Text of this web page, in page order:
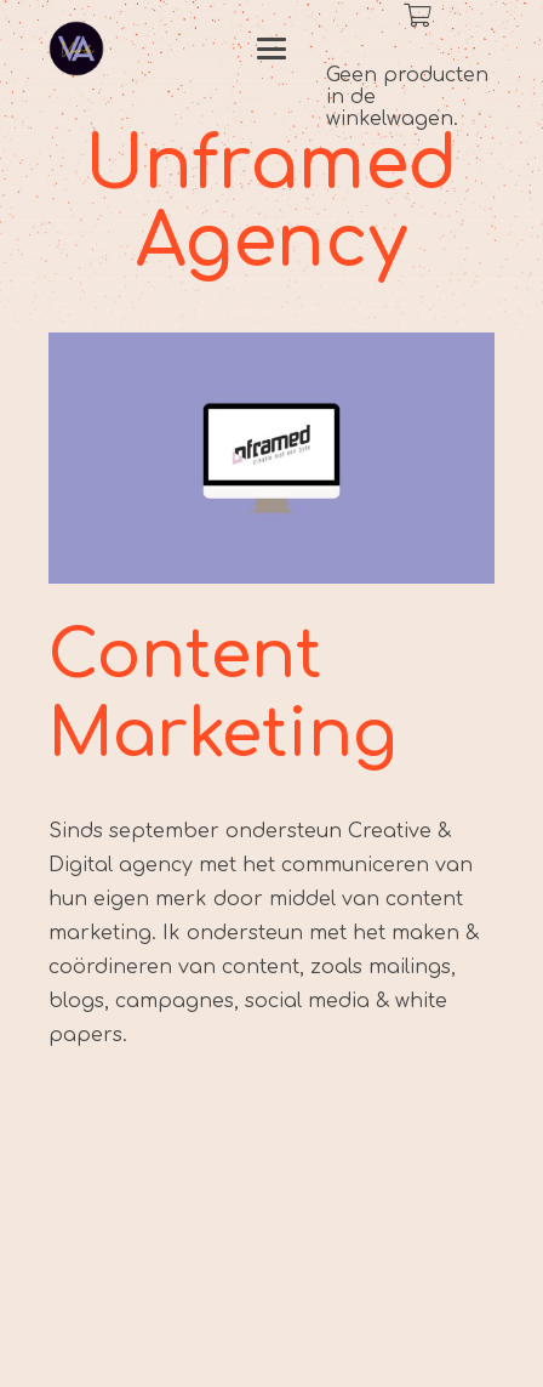
Geen producten
in de
winkelwagen.
Unframed
Agency
Content
Marketing
Sinds september ondersteun Creative &
Digital agency met het communiceren van
hun eigen merk door middel van content
marketing. Ik ondersteun met het maken &
coördineren van content, zoals mailings,
blogs, campagnes, social media & white
papers.